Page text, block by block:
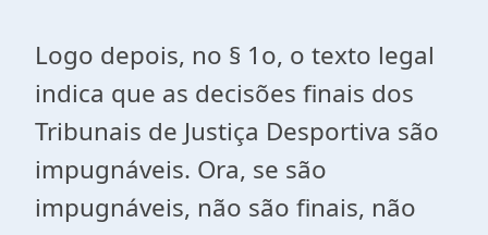
Logo depois, no § 1o, o texto legal
indica que as decisões finais dos
Tribunais de Justiça Desportiva são
impugnáveis. Ora, se são
impugnáveis, não são finais, não